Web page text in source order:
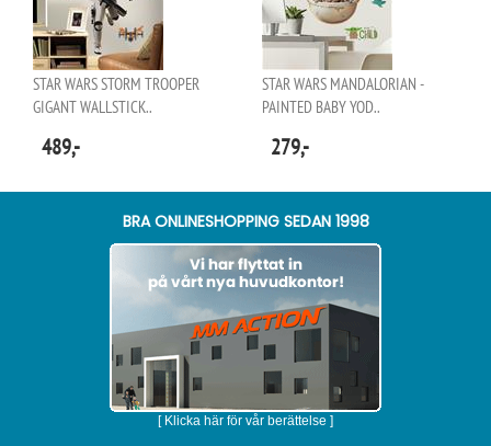
STAR WARS STORM TROOPER
GIGANT WALLSTICK..
489,-
STAR WARS MANDALORIAN -
PAINTED BABY YOD..
279,-
BRA ONLINESHOPPING SEDAN 1998
[ Klicka här för vår berättelse ]